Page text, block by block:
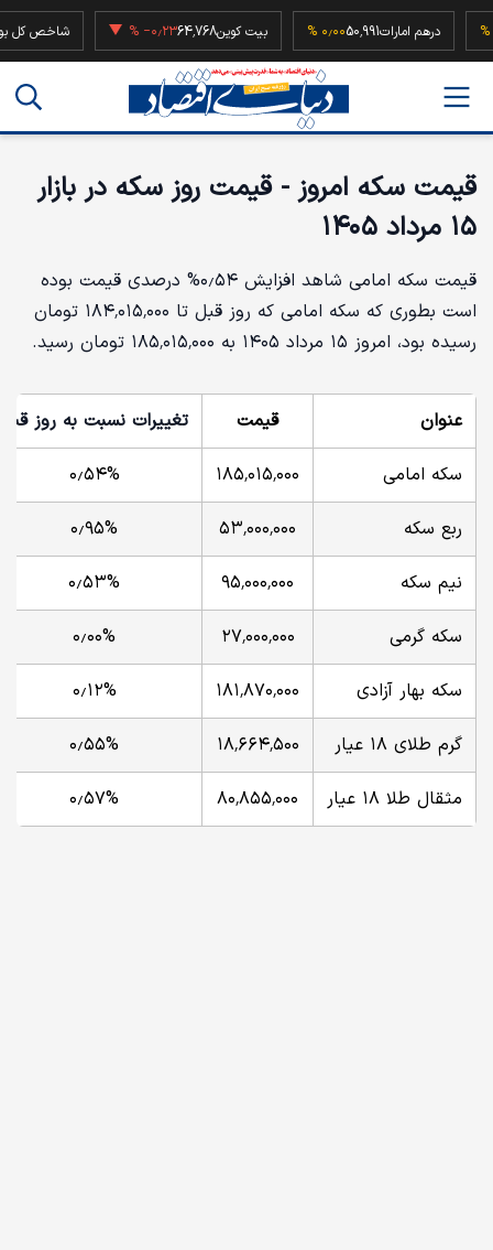
درهم امارات50,991 بیت کوین64,768‎−۰٫۲۳ %
قیمت سکه امروز - قیمت روز سکه در بازار
۱۵ مرداد ۱۴۰۵
قیمت سکه امامی شاهد افزایش ۰٫۵۴% درصدی قیمت بوده
است بطوری که سکه امامی که روز قبل تا ۱۸۴٬۰۱۵٬۰۰۰ تومان
رسیده بود، امروز ۱۵ مرداد ۱۴۰۵ به ۱۸۵٬۰۱۵٬۰۰۰ تومان رسید.
عنوان قیمت تغییرات نسبت به روز قبل
سکه امامی ۱۸۵٬۰۱۵٬۰۰۰ ۰٫۵۴%
ربع سکه ۵۳٬۰۰۰٬۰۰۰ ۰٫۹۵%
نیم سکه ۹۵٬۰۰۰٬۰۰۰ ۰٫۵۳%
سکه گرمی ۲۷٬۰۰۰٬۰۰۰ ۰٫۰۰%
سکه بهار آزادی ۱۸۱٬۸۷۰٬۰۰۰ ۰٫۱۲%
گرم طلای ۱۸ عیار ۱۸٬۶۶۴٬۵۰۰ ۰٫۵۵%
مثقال طلا ۱۸ عیار ۸۰٬۸۵۵٬۰۰۰ ۰٫۵۷%